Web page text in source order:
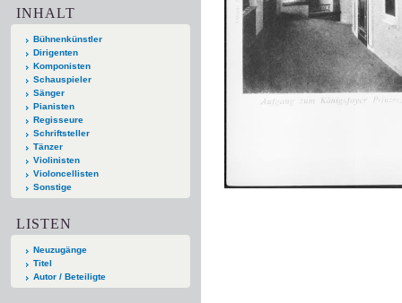
INHALT
Bühnenkünstler
Dirigenten
Komponisten
Schauspieler
Sänger
Pianisten
Regisseure
Schriftsteller
Tänzer
Violinisten
Violoncellisten
Sonstige
LISTEN
Neuzugänge
Titel
Autor / Beteiligte